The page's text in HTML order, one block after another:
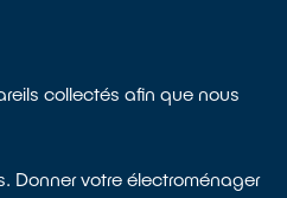
collectés afin que nous
Donner votre électroménager